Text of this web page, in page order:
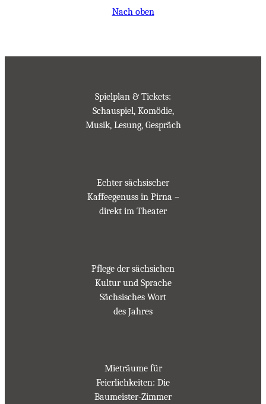
Nach oben
Spielplan & Tickets:
Schauspiel, Komödie,
Musik, Lesung, Gespräch
Echter sächsischer
Kaffeegenuss in Pirna –
direkt im Theater
Pflege der sächsichen
Kultur und Sprache
Sächsisches Wort
des Jahres
Mieträume für
Feierlichkeiten: Die
Baumeister-Zimmer